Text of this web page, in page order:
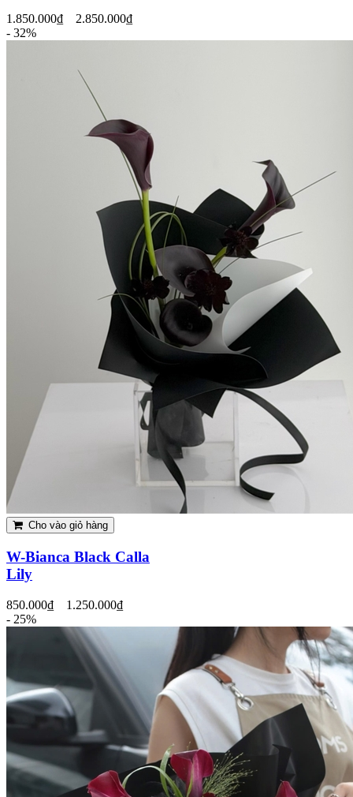
1.850.000₫
2.850.000₫
- 32%
Cho vào giỏ hàng
W-Bianca Black Calla
Lily
850.000₫
1.250.000₫
- 25%